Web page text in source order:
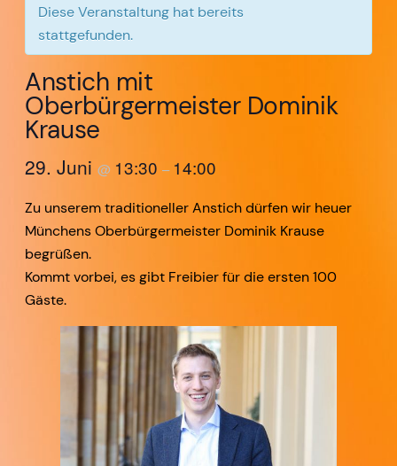
Diese Veranstaltung hat bereits
stattgefunden.
Anstich mit
Oberbürgermeister Dominik
Krause
29. Juni @ 13:30 – 14:00
Zu unserem traditioneller Anstich dürfen wir heuer
Münchens Oberbürgermeister Dominik Krause
begrüßen.
Kommt vorbei, es gibt Freibier für die ersten 100
Gäste.